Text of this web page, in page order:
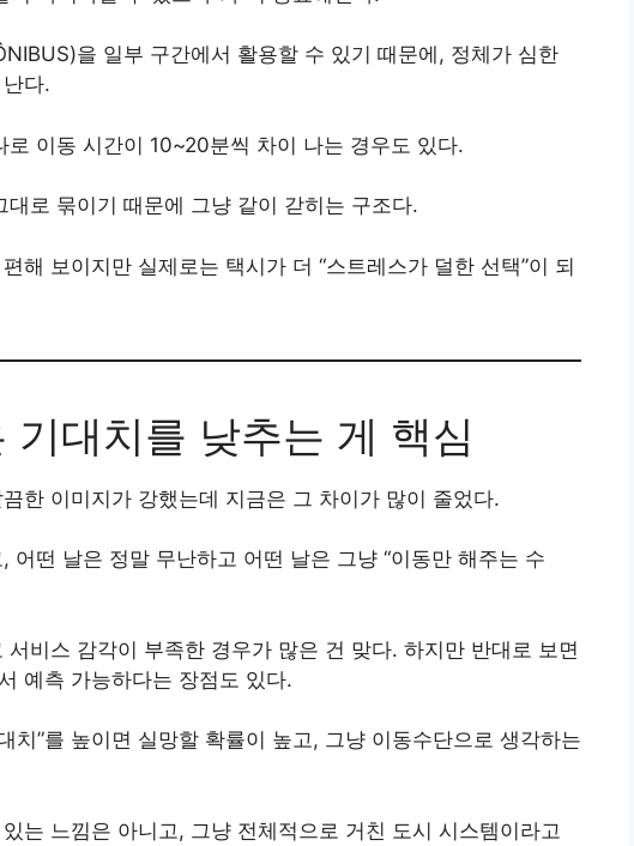
을 일부 구간에서 활용할 수 있기 때문에, 정체가 심한
다.
이동 시간이 10~20분씩 차이 나는 경우도 있다.
로 묶이기 때문에 그냥 같이 갇히는 구조다.
해 보이지만 실제로는 택시가 더 “스트레스가 덜한 선택”이 되
대치를 낮추는 게 핵심
한 이미지가 강했는데 지금은 그 차이가 많이 줄었다.
어떤 날은 정말 무난하고 어떤 날은 그냥 “이동만 해주는 수
비스 감각이 부족한 경우가 많은 건 맞다. 하지만 반대로 보면
예측 가능하다는 장점도 있다.
치”를 높이면 실망할 확률이 높고, 그냥 이동수단으로 생각하는
는 느낌은 아니고, 그냥 전체적으로 거친 도시 시스템이라고